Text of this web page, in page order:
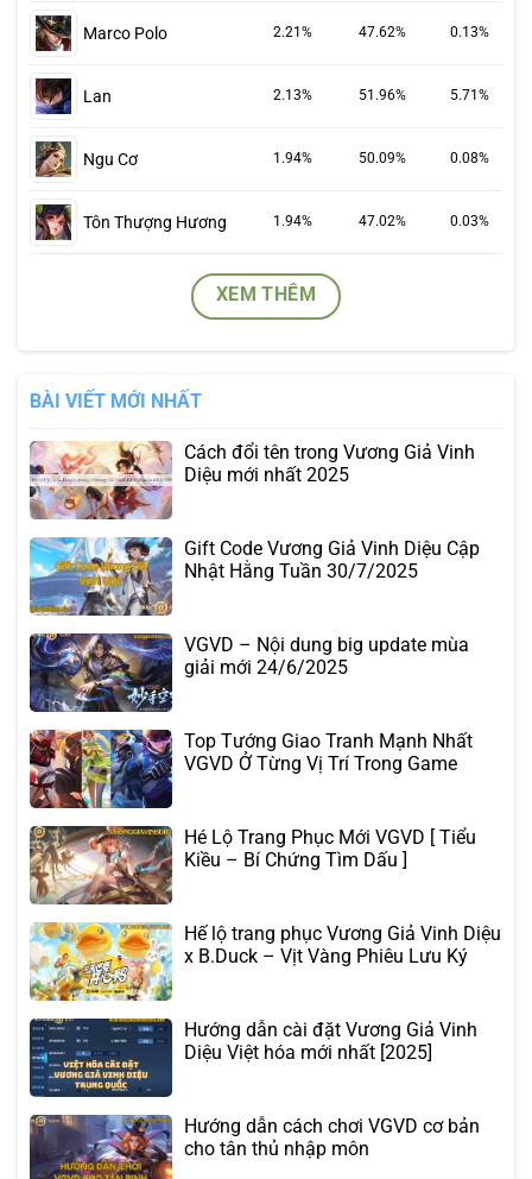
Marco Polo 2.21% 47.62% 0.13%
Lan 2.13% 51.96% 5.71%
Ngu Cơ 1.94% 50.09% 0.08%
Tôn Thượng Hương 1.94% 47.02% 0.03%
XEM THÊM
BÀI VIẾT MỚI NHẤT
Cách đổi tên trong Vương Giả Vinh
Diệu mới nhất 2025
Gift Code Vương Giả Vinh Diệu Cập
Nhật Hằng Tuần 30/7/2025
VGVD – Nội dung big update mùa
giải mới 24/6/2025
Top Tướng Giao Tranh Mạnh Nhất
VGVD Ở Từng Vị Trí Trong Game
Hé Lộ Trang Phục Mới VGVD [ Tiểu
Kiều – Bí Chứng Tìm Dấu ]
Hế lộ trang phục Vương Giả Vinh Diệu
x B.Duck – Vịt Vàng Phiêu Lưu Ký
Hướng dẫn cài đặt Vương Giả Vinh
Diệu Việt hóa mới nhất [2025]
Hướng dẫn cách chơi VGVD cơ bản
cho tân thủ nhập môn